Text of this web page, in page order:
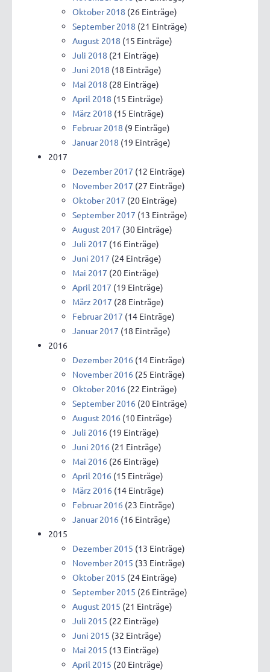
Oktober 2018 (26 Einträge)
September 2018 (21 Einträge)
August 2018 (15 Einträge)
Juli 2018 (21 Einträge)
Juni 2018 (18 Einträge)
Mai 2018 (28 Einträge)
April 2018 (15 Einträge)
März 2018 (15 Einträge)
Februar 2018 (9 Einträge)
Januar 2018 (19 Einträge)
2017
Dezember 2017 (12 Einträge)
November 2017 (27 Einträge)
Oktober 2017 (20 Einträge)
September 2017 (13 Einträge)
August 2017 (30 Einträge)
Juli 2017 (16 Einträge)
Juni 2017 (24 Einträge)
Mai 2017 (20 Einträge)
April 2017 (19 Einträge)
März 2017 (28 Einträge)
Februar 2017 (14 Einträge)
Januar 2017 (18 Einträge)
2016
Dezember 2016 (14 Einträge)
November 2016 (25 Einträge)
Oktober 2016 (22 Einträge)
September 2016 (20 Einträge)
August 2016 (10 Einträge)
Juli 2016 (19 Einträge)
Juni 2016 (21 Einträge)
Mai 2016 (26 Einträge)
April 2016 (15 Einträge)
März 2016 (14 Einträge)
Februar 2016 (23 Einträge)
Januar 2016 (16 Einträge)
2015
Dezember 2015 (13 Einträge)
November 2015 (33 Einträge)
Oktober 2015 (24 Einträge)
September 2015 (26 Einträge)
August 2015 (21 Einträge)
Juli 2015 (22 Einträge)
Juni 2015 (32 Einträge)
Mai 2015 (13 Einträge)
April 2015 (20 Einträge)